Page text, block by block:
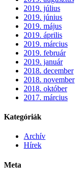
2019. július
2019. június
2019. május
2019. április
2019. március
2019. február
2019. január
2018. december
2018. november
2018. október
2017. március
Kategóriák
Archív
Hírek
Meta